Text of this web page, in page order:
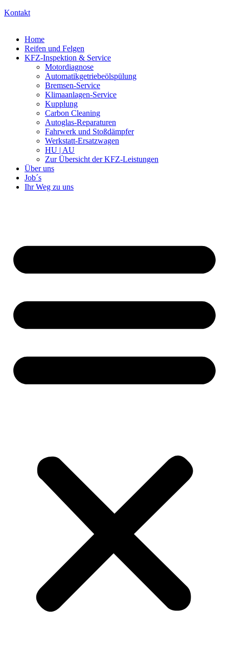
Kontakt
Home
Reifen und Felgen
KFZ-Inspektion & Service
Motordiagnose
Automatikgetriebeölspülung
Bremsen-Service
Klimaanlagen-Service
Kupplung
Carbon Cleaning
Autoglas-Reparaturen
Fahrwerk und Stoßdämpfer
Werkstatt-Ersatzwagen
HU | AU
Zur Übersicht der KFZ-Leistungen
Über uns
Job´s
Ihr Weg zu uns